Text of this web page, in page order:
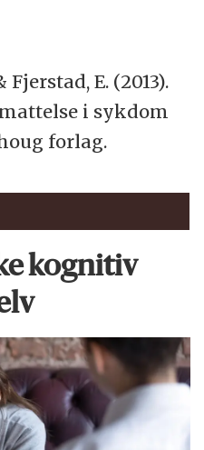
Fjerstad, E. (2013).
i sykdom
forlag.
kognitiv